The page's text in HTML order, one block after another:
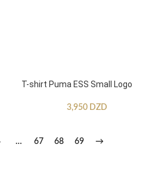
T-shirt Puma ESS Small Logo
3,950 DZD
… 67 68 69 →